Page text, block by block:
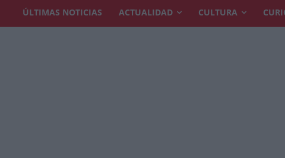
ÚLTIMAS NOTICIAS ACTUALIDAD CULTURA